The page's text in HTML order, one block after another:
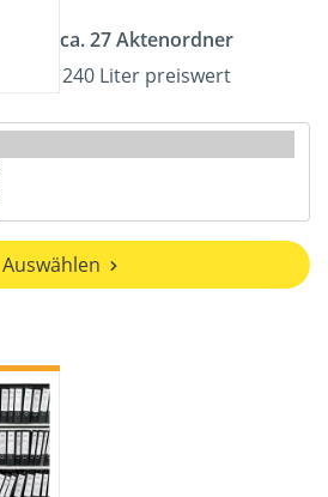
ca. 27 Aktenordner
240 Liter preiswert
Auswählen